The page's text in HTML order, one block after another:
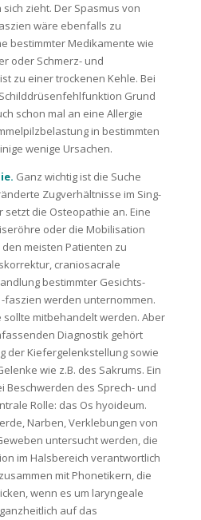
zieht. Der Spasmus von
wäre ebenfalls zu
bestimmter Medikamente wie
oder Schmerz- und
zu einer trockenen Kehle. Bei
Grund
schon mal an eine Allergie
in bestimmten
wenige Ursachen.
Ganz wichtig ist die Suche
Zugverhältnisse im Sing-
die Osteopathie an. Eine
oder die Mobilisation
meisten Patienten zu
craniosacrale
bestimmter Gesichts-
faszien werden unternommen.
mitbehandelt werden. Aber
Diagnostik gehört
der Kiefergelenkstellung sowie
wie z.B. des Sakrums. Ein
Beschwerden des Sprech- und
Rolle: das Os hyoideum.
Narben, Verklebungen von
untersucht werden, die
im Halsbereich verantwortlich
mit Phonetikern, die
wenn es um laryngeale
auf das